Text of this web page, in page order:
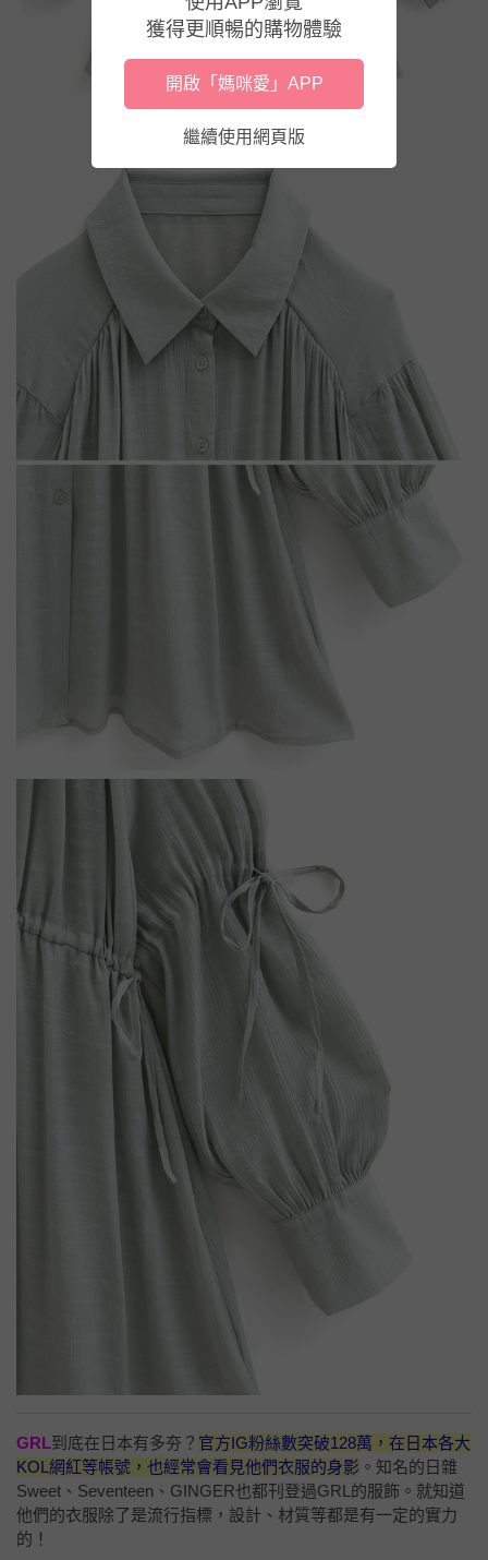
GRL到底在日本有多夯？ 官方IG粉絲數突破128萬，在日本各大
KOL網紅等帳號，也經常會看見他們衣服的身影 。知名的日雜
Sweet、Seventeen、GINGER也都刊登過GRL的服飾。就知道
他們的衣服除了是流行指標，設計、材質等都是有一定的實力
的！
獲得更順暢的購物體驗
開啟「媽咪愛」APP
繼續使用網頁版